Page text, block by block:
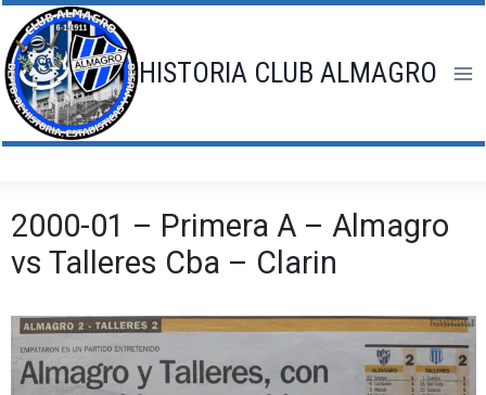
Saltar
al
contenido
HISTORIA CLUB ALMAGRO
2000-01 – Primera A – Almagro
vs Talleres Cba – Clarin